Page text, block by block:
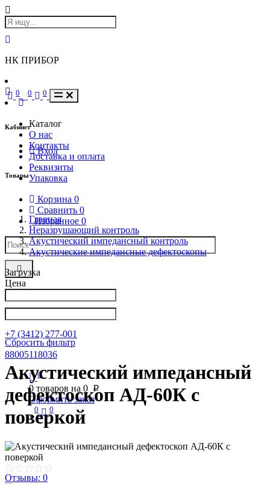
НК ПРИБОР
Кабинет
Вход
Товары
Корзина 0
Сравнить 0
Избранное 0
Написать в Телеграм
+7 (3412) 277-001
88005118036
0
0 товаров на 0 p
Оформить заказ
0 0
0 0 0
Каталог
О нас
Контакты
Доставка и оплата
Реквизиты
Упаковка
Главная
Неразрушающий контроль
Акустический импедансный контроль
Акустические импедансные дефектоскопы
Загрузка
Цена
Сбросить фильтр
Акустический импедансный
дефектоскоп АД-60К с
поверкой
Отзывы: 0